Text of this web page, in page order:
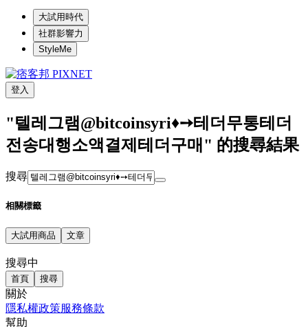
大試用時代
社群影響力
StyleMe
登入
"텔레그램@bitcoinsyri♦➙테더무통테더
전송대행소액결제테더구매" 的搜尋結果
搜尋
相關標籤
大試用商品 文章
搜尋中
首頁 搜尋
關於
隱私權政策服務條款
幫助